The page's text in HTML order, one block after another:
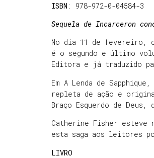
ISBN : 978-972-0-04584-3
Sequela de Incarceron
No dia 11 de fevereiro,
é o segundo e último
Editora e já traduzido
Em A Lenda de
repleta de ação e
Braço Esquerdo de Deus,
Catherine Fisher esteve
esta saga aos leitores
LIVRO